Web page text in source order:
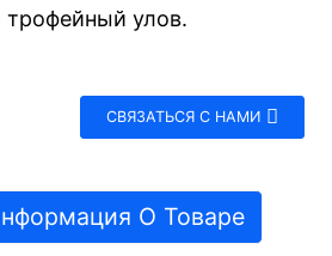
трофейный улов.
СВЯЗАТЬСЯ С НАМИ
О Товаре